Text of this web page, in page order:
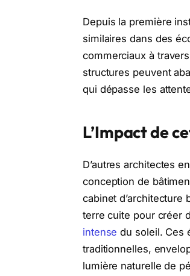
Depuis la première
similaires dans des
commerciaux à
structures peuvent
qui dépasse les
L’Impact de
D’autres architectes
conception de
cabinet
terre cuite pour créer
intense du soleil. Ces
traditionnelles,
lumière naturelle de